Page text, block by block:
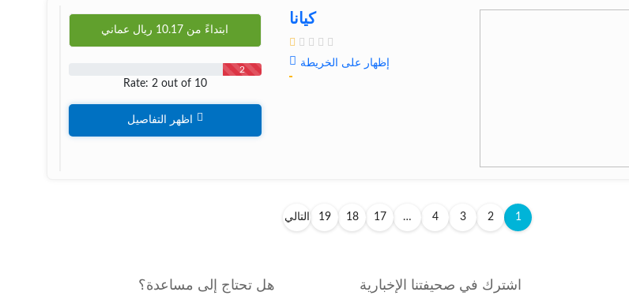
کیانا
إظهار على الخريطة
ابتداءً من 10.17 ريال عماني
2
Rate: 2 out of 10
اظهر التفاصيل
1
2
3
4
…
17
18
19 التالي
اشترك في صحيفتنا الإخبارية هل تحتاج إلى مساعدة؟